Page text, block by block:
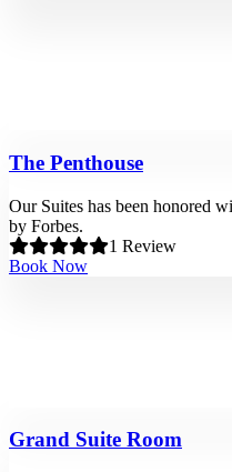
The Penthouse
Our Suites has been honored
by Forbes.
1 Review
Book Now
Grand Suite Room